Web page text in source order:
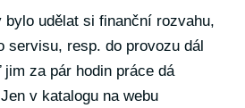
udělat si finanční rozvahu,
servisu, resp. do provozu dál
za pár hodin práce dá
v katalogu na webu